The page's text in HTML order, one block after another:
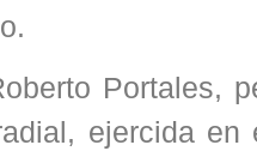
Portales,
ejercida